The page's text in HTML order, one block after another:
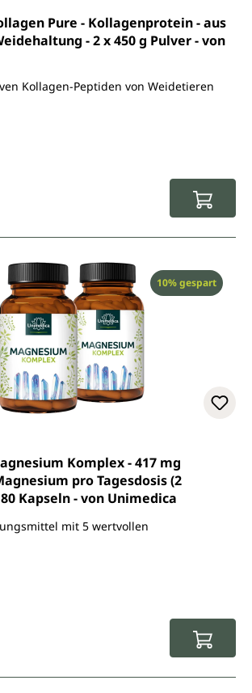
Bewertung von 4.7 von 5 Sternen
Pure - Kollagenprotein - aus
- 2 x 450 g Pulver - von
Kollagen-Peptiden von Weidetieren
Rabatt
10% gespart
Bewertung von 4.6 von 5 Sternen
Komplex - 417 mg
pro Tagesdosis (2
Kapseln - von Unimedica
mit 5 wertvollen